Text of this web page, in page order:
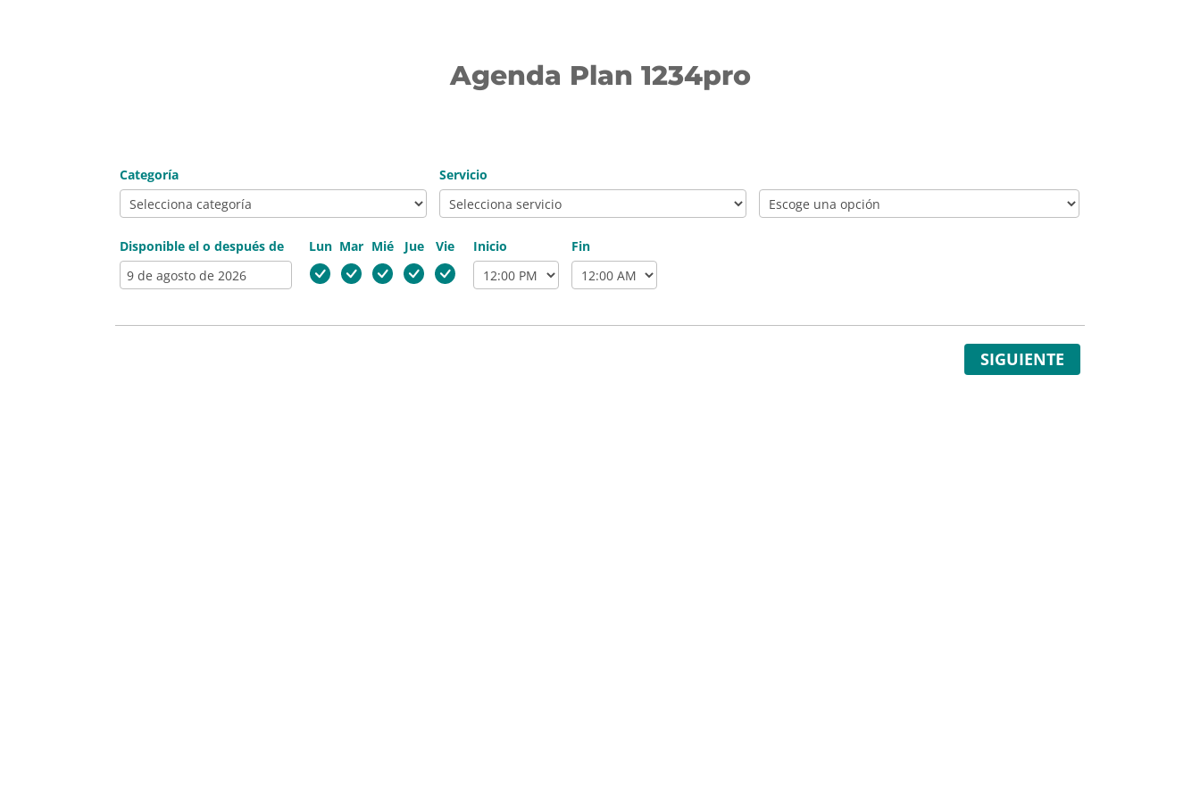
Agenda Plan 1234pro
Categoría Servicio
Disponible el o después de Lun Mar Mié Jue Vie Inicio Fin
SIGUIENTE